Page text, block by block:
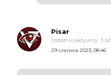
Pisar
(ostatnio aktywny: 3 lat
29 czerwca 2023, 08:46